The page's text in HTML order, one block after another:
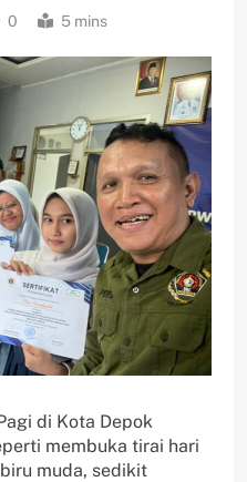
0 5 mins
di Kota Depok
membuka tirai hari
muda, sedikit